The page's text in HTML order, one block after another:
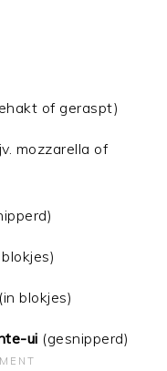
of geraspt)
mozzarella of
(in blokjes)
ui (gesnipperd)